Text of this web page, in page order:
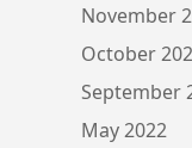
November
October
September
May 2022